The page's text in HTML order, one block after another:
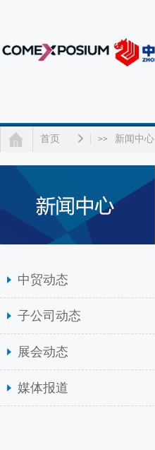
首页 >> 新闻中心
中贸动态
子公司动态
展会动态
媒体报道